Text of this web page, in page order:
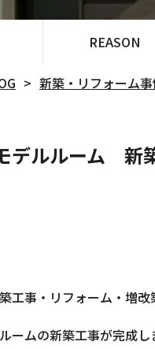
REASON
新築・リフォーム
デルルーム 新
工事・リフォーム・増
ームの新築工事が完成